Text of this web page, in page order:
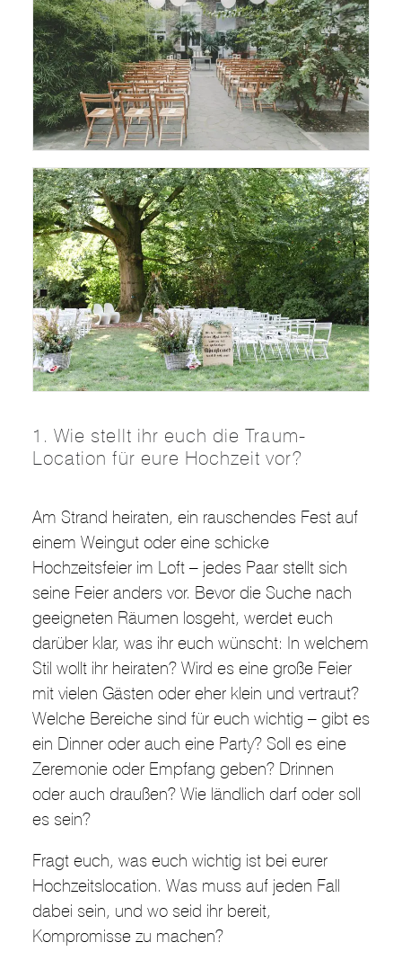
1. Wie stellt ihr euch die Traum-
Location für eure Hochzeit vor?
Am Strand heiraten, ein rauschendes Fest auf
einem Weingut oder eine schicke
Hochzeitsfeier im Loft – jedes Paar stellt sich
seine Feier anders vor. Bevor die Suche nach
geeigneten Räumen losgeht, werdet euch
darüber klar, was ihr euch wünscht: In welchem
Stil wollt ihr heiraten? Wird es eine große Feier
mit vielen Gästen oder eher klein und vertraut?
Welche Bereiche sind für euch wichtig – gibt es
ein Dinner oder auch eine Party? Soll es eine
Zeremonie oder Empfang geben? Drinnen
oder auch draußen? Wie ländlich darf oder soll
es sein?
Fragt euch, was euch wichtig ist bei eurer
Hochzeitslocation. Was muss auf jeden Fall
dabei sein, und wo seid ihr bereit,
Kompromisse zu machen?